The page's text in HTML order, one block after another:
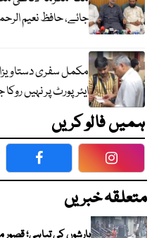
جائے، حافظ نعیم
مکمل سفری
ایئرپورٹ پر نہیں روکا
ہمیں فالو کریں
Facebook
متعلقہ خبریں